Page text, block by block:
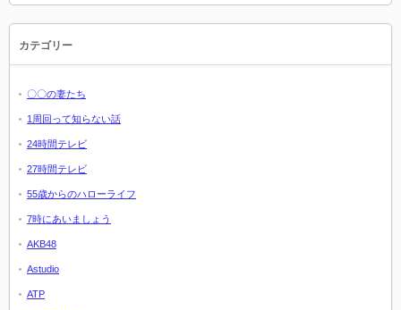
カテゴリー
〇〇の妻たち
1周回って知らない話
24時間テレビ
27時間テレビ
55歳からのハローライフ
7時にあいましょう
AKB48
Astudio
ATP